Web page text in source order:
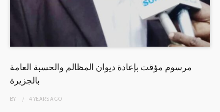
مرسوم مؤقت بإعادة ديوان المظالم والحسبة العامة
بالجزيرة
BY 4 YEARSAGO